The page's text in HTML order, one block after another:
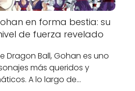
en forma bestia: su
de fuerza revelado
Dragon Ball, Gohan es uno
más queridos y
A lo largo de…